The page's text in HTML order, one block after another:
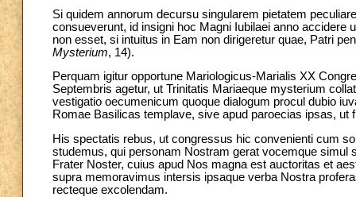
Si quidem annorum decursu singularem pietatem
consueverunt, id insigni hoc Magni Iubilaei anno
non esset, si intuitus in Eam non dirigeretur quae, Patri
Mysterium, 14).
Perquam igitur opportune Mariologicus-Marialis XX
Septembris agetur, ut Trinitatis Mariaeque mysterium
vestigatio oecumenicum quoque dialogum procul dubio
Romae Basilicas templave, sive apud paroecias ipsas,
His spectatis rebus, ut congressus hic convenienti cum
studemus, qui personam Nostram gerat vocemque simul
Frater Noster, cuius apud Nos magna est auctoritas et
supra memoravimus intersis ipsaque verba Nostra
recteque excolendam.